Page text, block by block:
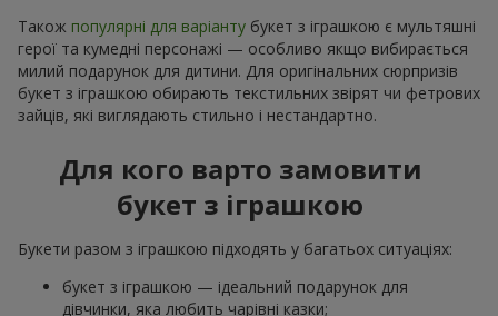
Також популярні для варіанту букет з іграшкою є мультяшні
герої та кумедні персонажі — особливо якщо вибирається
милий подарунок для дитини. Для оригінальних сюрпризів
букет з іграшкою обирають текстильних звірят чи фетрових
зайців, які виглядають стильно і нестандартно.
Для кого варто замовити
букет з іграшкою
Букети разом з іграшкою підходять у багатьох ситуаціях:
букет з іграшкою — ідеальний подарунок для
дівчинки, яка любить чарівні казки;